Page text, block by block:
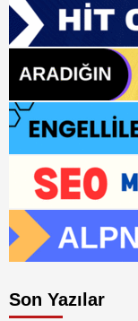
Son Yazılar